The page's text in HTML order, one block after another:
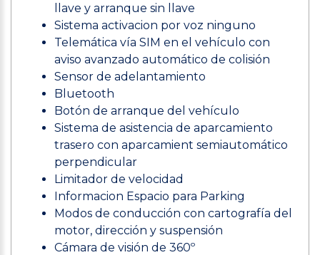
llave y arranque sin llave
Sistema activacion por voz ninguno
Telemática vía SIM en el vehículo con
aviso avanzado automático de colisión
Sensor de adelantamiento
Bluetooth
Botón de arranque del vehículo
Sistema de asistencia de aparcamiento
trasero con aparcamient semiautomático
perpendicular
Limitador de velocidad
Informacion Espacio para Parking
Modos de conducción con cartografía del
motor, dirección y suspensión
Cámara de visión de 360º